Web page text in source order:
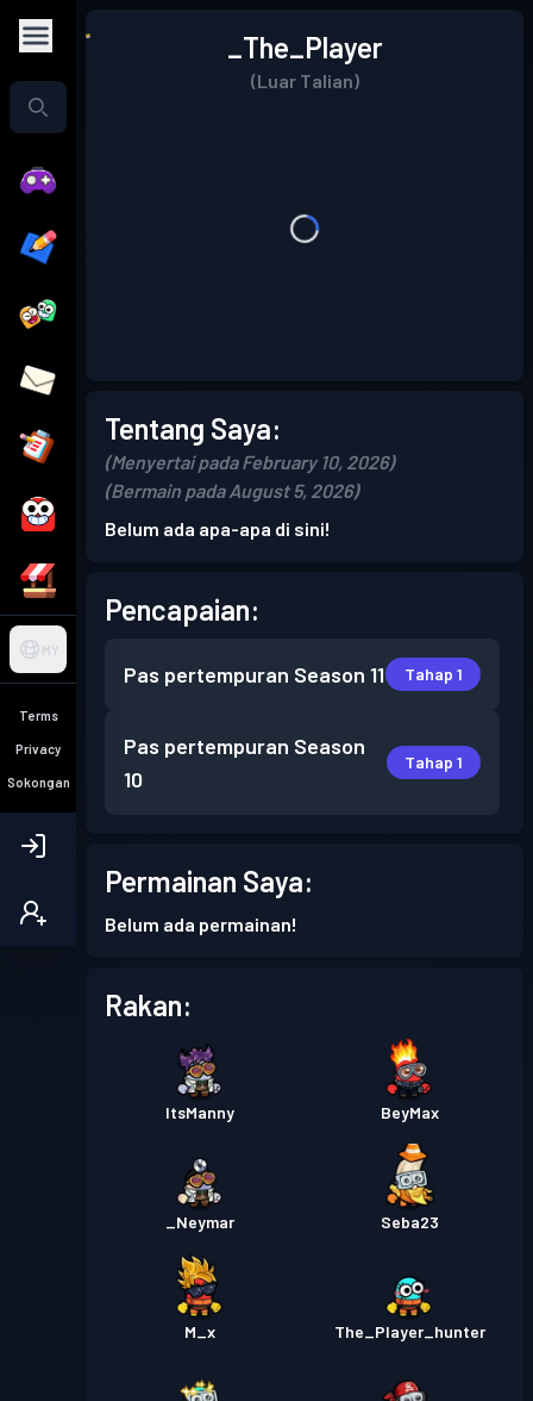
MY
Terms
Privacy
Sokongan
_The_Player
(Luar Talian)
Tentang Saya:
(Menyertai pada February 10, 2026)
(Bermain pada August 5, 2026)
Belum ada apa-apa di sini!
Pencapaian:
Pas pertempuran Season 11 Tahap 1
Pas pertempuran Season
10
Tahap 1
Permainan Saya:
Belum ada permainan!
Rakan:
ItsManny BeyMax
_Neymar Seba23
M_x The_Player_hunter